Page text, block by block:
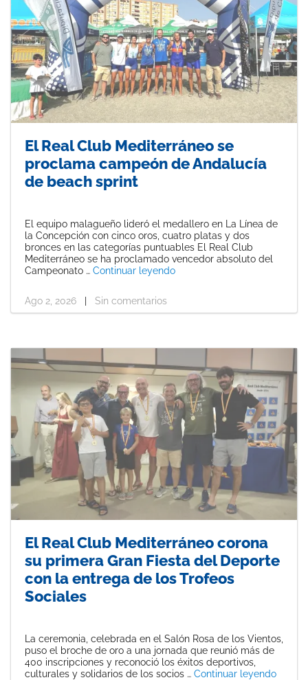
El Real Club Mediterráneo se
proclama campeón de Andalucía
de beach sprint
El equipo malagueño lideró el medallero en La Línea de
la Concepción con cinco oros, cuatro platas y dos
bronces en las categorías puntuables El Real Club
Mediterráneo se ha proclamado vencedor absoluto del
Campeonato … Continuar leyendo«El Real Club Mediterráneo
Ago 2, 2026 Sin comentarios
El Real Club Mediterráneo corona
su primera Gran Fiesta del Deporte
con la entrega de los Trofeos
Sociales
La ceremonia, celebrada en el Salón Rosa de los Vientos,
puso el broche de oro a una jornada que reunió más de
400 inscripciones y reconoció los éxitos deportivos,
culturales y solidarios de los socios … Continuar leyendo«El